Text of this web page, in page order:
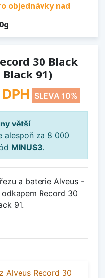
objednávky nad
30 Black
91)
SLEVA 10%
větší
alespoň za 8 000
MINUS3.
a baterie Alveus -
Record 30
91.
Alveus Record 30